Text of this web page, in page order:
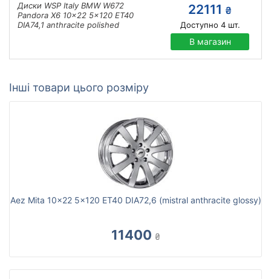
Диски WSP Italy BMW W672
Pandora X6 10x22 5x120 ET40
DIA74,1 anthracite polished
22111 ₴
Доступно 4шт.
В магазин
Інші товари цього розміру
Aez Mita 10x22 5x120 ET40 DIA72,6 (mistral anthracite glossy)
11400 ₴